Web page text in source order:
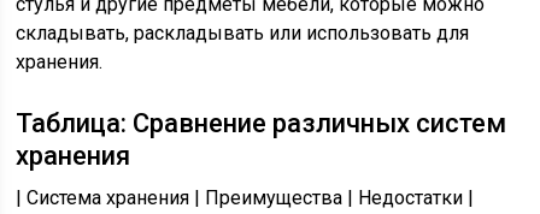
складывать, раскладывать или использовать для
хранения.
Таблица: Сравнение различных систем
хранения
| Система хранения | Преимущества | Недостатки |